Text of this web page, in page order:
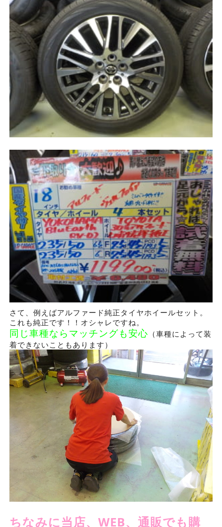
さて、例えばアルファード純正タイヤホイールセット。
これも純正です！！オシャレですね。
同じ車種ならマッチングも安心 （車種によって装
着できないこともあります）
ちなみに当店、WEB、通販でも購